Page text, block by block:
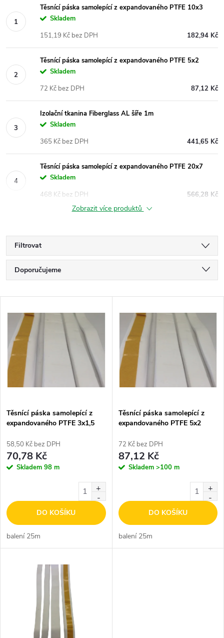
Těsnící páska samolepící z expandovaného PTFE 10x3
Skladem
182,94 Kč
151,19 Kč bez DPH
Těsnící páska samolepící z expandovaného PTFE 5x2
Skladem
87,12 Kč
72 Kč bez DPH
Izolační tkanina Fiberglass AL šíře 1m
Skladem
441,65 Kč
365 Kč bez DPH
Těsnící páska samolepící z expandovaného PTFE 20x7
Skladem
566,28 Kč
468 Kč bez DPH
Zobrazit více produktů
Filtrovat
Ř
a
z
e
n
í
p
r
o
d
u
k
Doporučujeme
Nejprodávanější
Abecedně
V
ý
p
i
s
p
r
d
u
Těsnící páska samolepící z
expandovaného PTFE 3x1,5
58,50 Kč bez DPH
70,78 Kč
Skladem 98 m
DO KOŠÍKU
balení 25m
Těsnící páska samolepící z
expandovaného PTFE 5x2
72 Kč bez DPH
87,12 Kč
Skladem >100 m
DO KOŠÍKU
balení 25m